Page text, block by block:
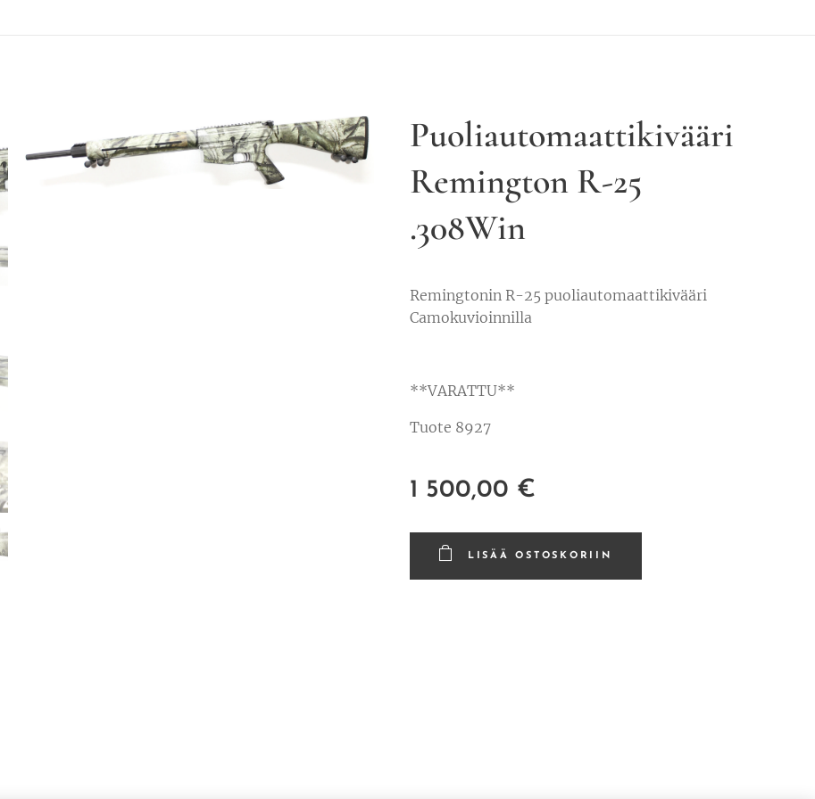
Puoliautomaattikivääri
Remington R-25
.308Win
Remingtonin R-25 puoliautomaattikivääri
Camokuvioinnilla
**VARATTU**
Tuote 8927
1 500,00 €
LISÄÄ OSTOSKORIIN